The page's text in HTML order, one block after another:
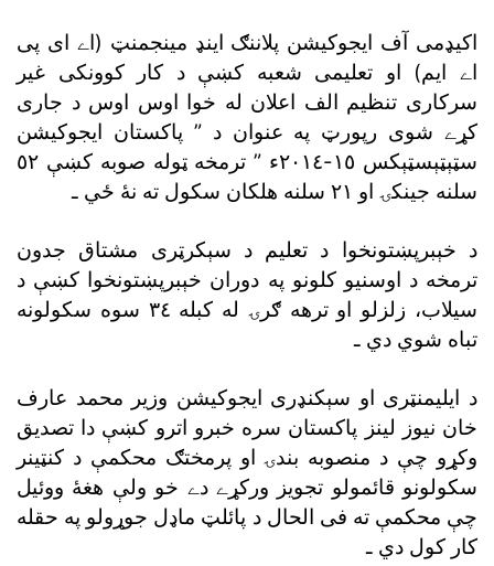
اکيډمى آف ايجوکيشن پلاننګ اينډ مينجمنټ (اے اى پى
اے ايم) او تعليمى شعبه کښې د کار کوونکى غير
سرکارى تنظيم الف اعلان له خوا اوس اوس د جارى
کړے شوى رپورټ په عنوان د ” پاکستان ايجوکيشن
سټېټېسټېکس ١٥-٢٠١٤ء ” ترمخه ټوله صوبه کښې ٥٢
سلنه جينکۍ او ٢١ سلنه هلکان سکول ته نۀ ځي ـ
د خېبرپښتونخوا د تعليم د سېکرټرى مشتاق جدون
ترمخه د اوسنيو کلونو په دوران خېبرپښتونخوا کښې د
سيلاب، زلزلو او ترهه ګرۍ له کبله ٣٤ سوه سکولونه
تباه شوي دي ـ
د ايليمنټرى او سېکنډرى ايجوکيشن وزير محمد عارف
خان نيوز لينز پاکستان سره خبرو اترو کښې دا تصديق
وکړو چې د منصوبه بندۍ او پرمختګ محکمې د کنټينر
سکولونو قائمولو تجويز ورکړے دے خو ولې هغۀ ووئيل
چې محکمې ته فى الحال د پائلټ ماډل جوړولو په حقله
کار کول دي ـ